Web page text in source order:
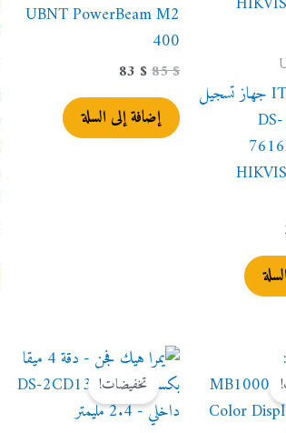
:ITEM CODE جهاز تسجيل
شبكي 16 قناة DS-
UBNT PowerBeam M2
400
85$
83 $
إضافة إلى السلة
السعر
الحالي
هو:
180 $.
تخفيضات!
السعر
الأصلي
هو:
50 $.
السعر
الحالي
هو:
48 $.